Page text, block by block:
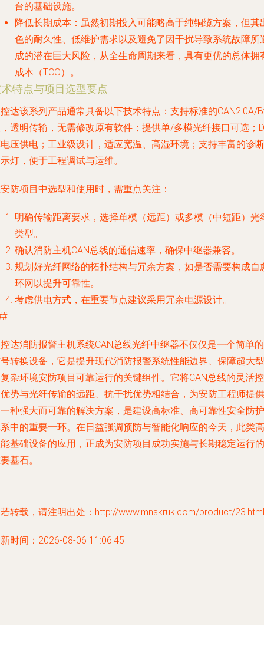
台的基础设施。
降低长期成本 ：虽然初期投入可能略高于纯铜缆方案，但其
色的耐久性、低维护需求以及避免了因干扰导致系统故障所
成的潜在巨大风险，从全生命周期来看，具有更优的总体拥
成本（TCO）。
特点与项目选型要点
达该系列产品通常具备以下技术特点：支持标准的CAN2.0A/
透明传输，无需修改原有软件；提供单/多模光纤接口可选；
压供电；工业级设计，适应宽温、高湿环境；支持丰富的诊断
灯，便于工程调试与运维。
防项目中选型和使用时，需重点关注：
明确传输距离要求，选择单模（远距）或多模（中短距）光
类型。
确认消防主机CAN总线的通信速率，确保中继器兼容。
规划好光纤网络的拓扑结构与冗余方案，如是否需要构成自
环网以提升可靠性。
考虑供电方式，在重要节点建议采用冗余电源设计。
达消防报警主机系统CAN总线光纤中继器不仅仅是一个简单的
转换设备，它是提升现代消防报警系统性能边界、保障超大型
杂环境安防项目可靠运行的关键组件。它将CAN总线的灵活控
势与光纤传输的远距、抗干扰优势相结合，为安防工程师提供
种强大而可靠的解决方案，是建设高标准、高可靠性安全防护
中的重要一环。在日益强调预防与智能化响应的今天，此类高
基础设备的应用，正成为安防项目成功实施与长期稳定运行的
基石。
转载，请注明出处：http://www.mnskruk.com/product/23.html
时间：2026-08-06 11:06:45